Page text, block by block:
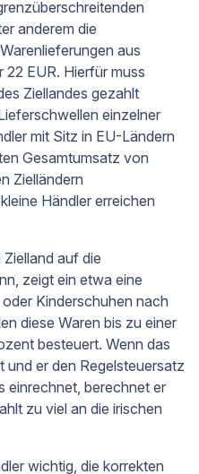
anderem die
aus
EUR. Hierfür muss
Ziellandes gezahlt
einzelner
mit Sitz in EU-Ländern
Gesamtumsatz von
Zielländern
Händler erreichen
auf die
zeigt ein etwa eine
Kinderschuhen nach
diese Waren bis zu einer
besteuert. Wenn das
und er den Regelsteuersatz
einrechnet, berechnet er
zu viel an die irischen
wichtig, die korrekten